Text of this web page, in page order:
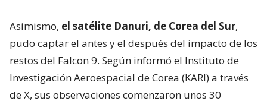
Asimismo, el satélite Danuri, de Corea del Sur,
pudo captar el antes y el después del impacto de los
restos del Falcon 9. Según informó el Instituto de
Investigación Aeroespacial de Corea (KARI) a través
de X, sus observaciones comenzaron unos 30